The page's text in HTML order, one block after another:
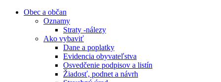
Obec a občan
Oznamy
Straty -nálezy
Ako vybaviť
Dane a poplatky
Evidencia obyvateľstva
Osvedčenie podpisov a listín
Žiadosť, podnet a návrh